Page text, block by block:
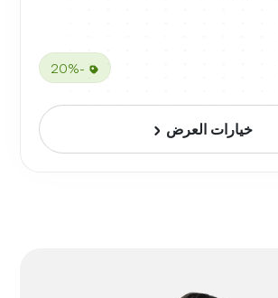
-20%
خيارات العرض